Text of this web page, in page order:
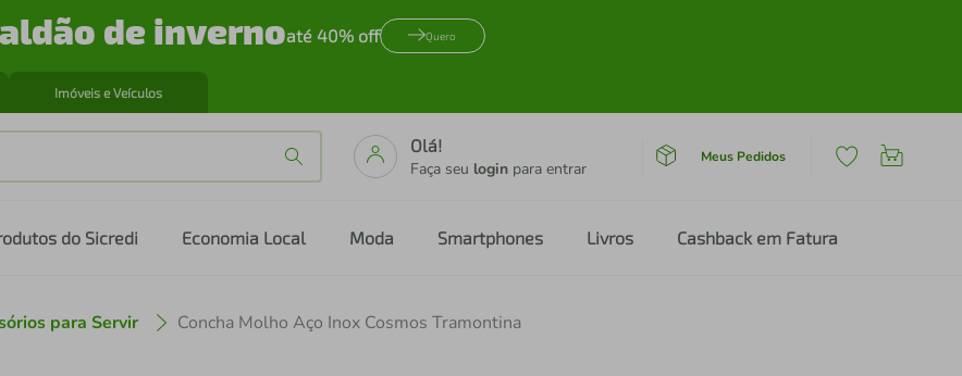
de invernoaté 40% off Quero
Imóveis e Veículos
Olá!
Faça seu login para entrar
Meus Pedidos
do Sicredi Economia Local Moda Smartphones Livros Cashback em Fatura
para Servir Concha Molho Aço Inox Cosmos Tramontina